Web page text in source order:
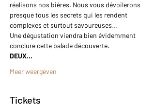
réalisons nos bières. Nous vous dévoilerons
presque tous les secrets qui les rendent
complexes et surtout savoureuses…
Une dégustation viendra bien évidemment
conclure cette balade découverte.
DEUX…
Meer weergeven
Tickets